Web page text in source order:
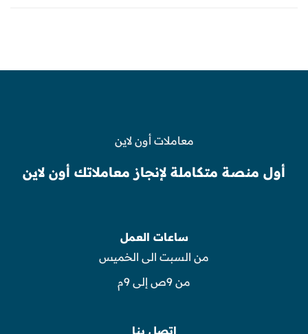
معاملات أون لاين
أول منصة متكاملة لإنجاز معاملاتك أون لاين
ساعات العمل
من السبت الى الخميس
من 9ص إلى 9م
اتصل بنا